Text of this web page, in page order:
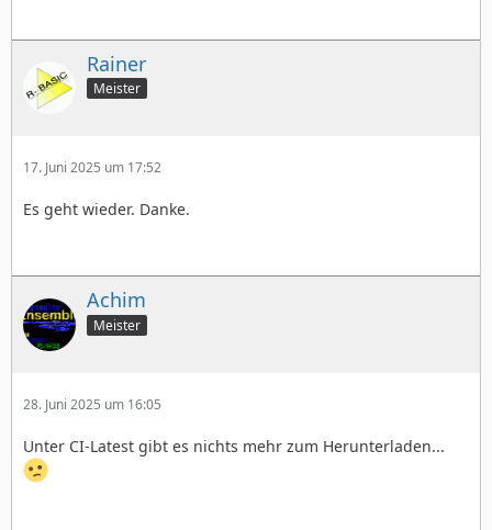
Rainer
Meister
17. Juni 2025 um 17:52
Es geht wieder. Danke.
Achim
Meister
28. Juni 2025 um 16:05
Unter CI-Latest gibt es nichts mehr zum Herunterladen...